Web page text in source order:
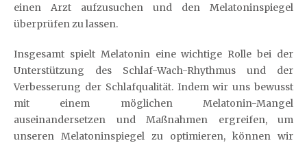
einen Arzt aufzusuchen und den Melatoninspiegel
überprüfen zu lassen.
Insgesamt spielt Melatonin eine wichtige Rolle bei der
Unterstützung des Schlaf-Wach-Rhythmus und der
Verbesserung der Schlafqualität. Indem wir uns bewusst
mit einem möglichen Melatonin-Mangel
auseinandersetzen und Maßnahmen ergreifen, um
unseren Melatoninspiegel zu optimieren, können wir